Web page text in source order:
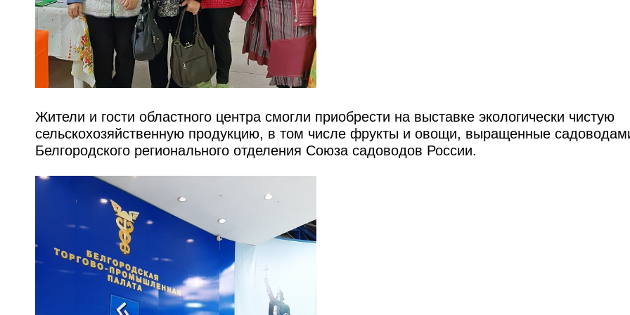
Жители и гости областного центра смогли приобрести на выставке экологически чистую
сельскохозяйственную продукцию, в том числе фрукты и овощи, выращенные
Белгородского регионального отделения Союза садоводов России.